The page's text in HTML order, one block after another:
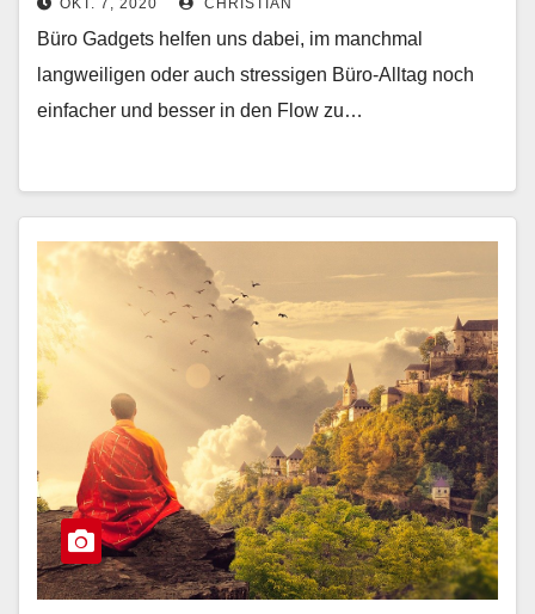
Zufriedenheit im Büro fördern
OKT. 7, 2020 CHRISTIAN
Büro Gadgets helfen uns dabei, im manchmal
langweiligen oder auch stressigen Büro-Alltag noch
einfacher und besser in den Flow zu…